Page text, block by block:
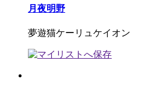
月夜明野
夢遊猫ケーリュケイオン